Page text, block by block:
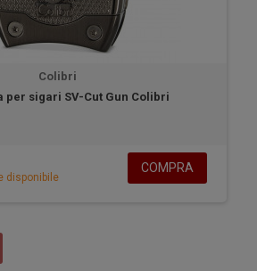
Colibri
per sigari SV-Cut Gun Colibri
disponibile
COMPRA